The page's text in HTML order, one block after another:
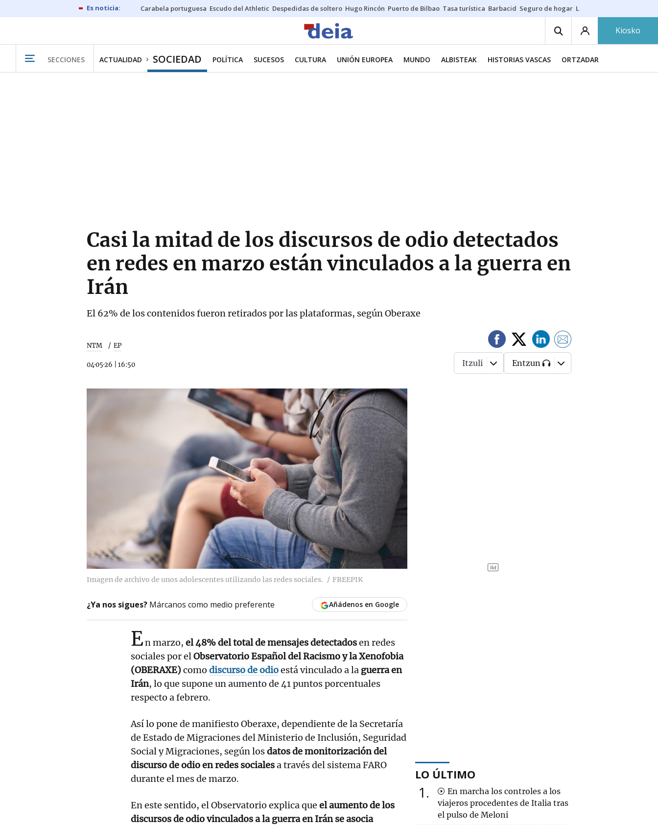
Carabela portuguesa Escudo del Athletic Despedidas de soltero Hugo Rincón Puerto de Bilbao Tasa turística Barbacid Seguro de hogar Lío Athletic-Osasuna
Kiosko
SECCIONES ACTUALIDAD SOCIEDAD POLÍTICA SUCESOS CULTURA UNIÓN EUROPEA MUNDO ALBISTEAK HISTORIAS VASCAS ORTZADAR
Casi la mitad de los discursos de odio detectados
en redes en marzo están vinculados a la guerra en
Irán
El 62% de los contenidos fueron retirados por las plataformas, según Oberaxe
NTM EP
04·05·26 16:50 Itzuli Entzun
Imagen de archivo de unos adolescentes utilizando las redes sociales. FREEPIK
¿Ya nos sigues? Márcanos como medio preferente Añádenos en Google
En marzo, el 48% del total de mensajes detectadosen redes
sociales por elObservatorio Español del Racismo y la Xenofobia
(OBERAXE)como discurso de odioestá vinculado a la guerra en
Irán, lo que supone un aumento de 41 puntos porcentuales
respecto a febrero.
Así lo pone de manifiesto Oberaxe, dependiente de la Secretaría
de Estado de Migraciones del Ministerio de Inclusión, Seguridad
Social y Migraciones, según losdatos de monitorización del
discurso de odio en redes socialesa través del sistema FARO
durante el mes de marzo.
En este sentido, el Observatorio explica que el aumento de los
discursos de odio vinculados a la guerra en Irán se asocia
LO ÚLTIMO
1
En marcha los controles a los
viajeros procedentes de Italia tras
el pulso de Meloni